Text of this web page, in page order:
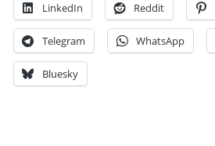
LinkedIn Reddit
Telegram WhatsApp
Bluesky